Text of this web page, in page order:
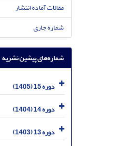
مقالات آماده انتشار
شماره جاری
شماره‌های پیشین نشریه
دوره 15 (1405)
دوره 14 (1404)
دوره 13 (1403)